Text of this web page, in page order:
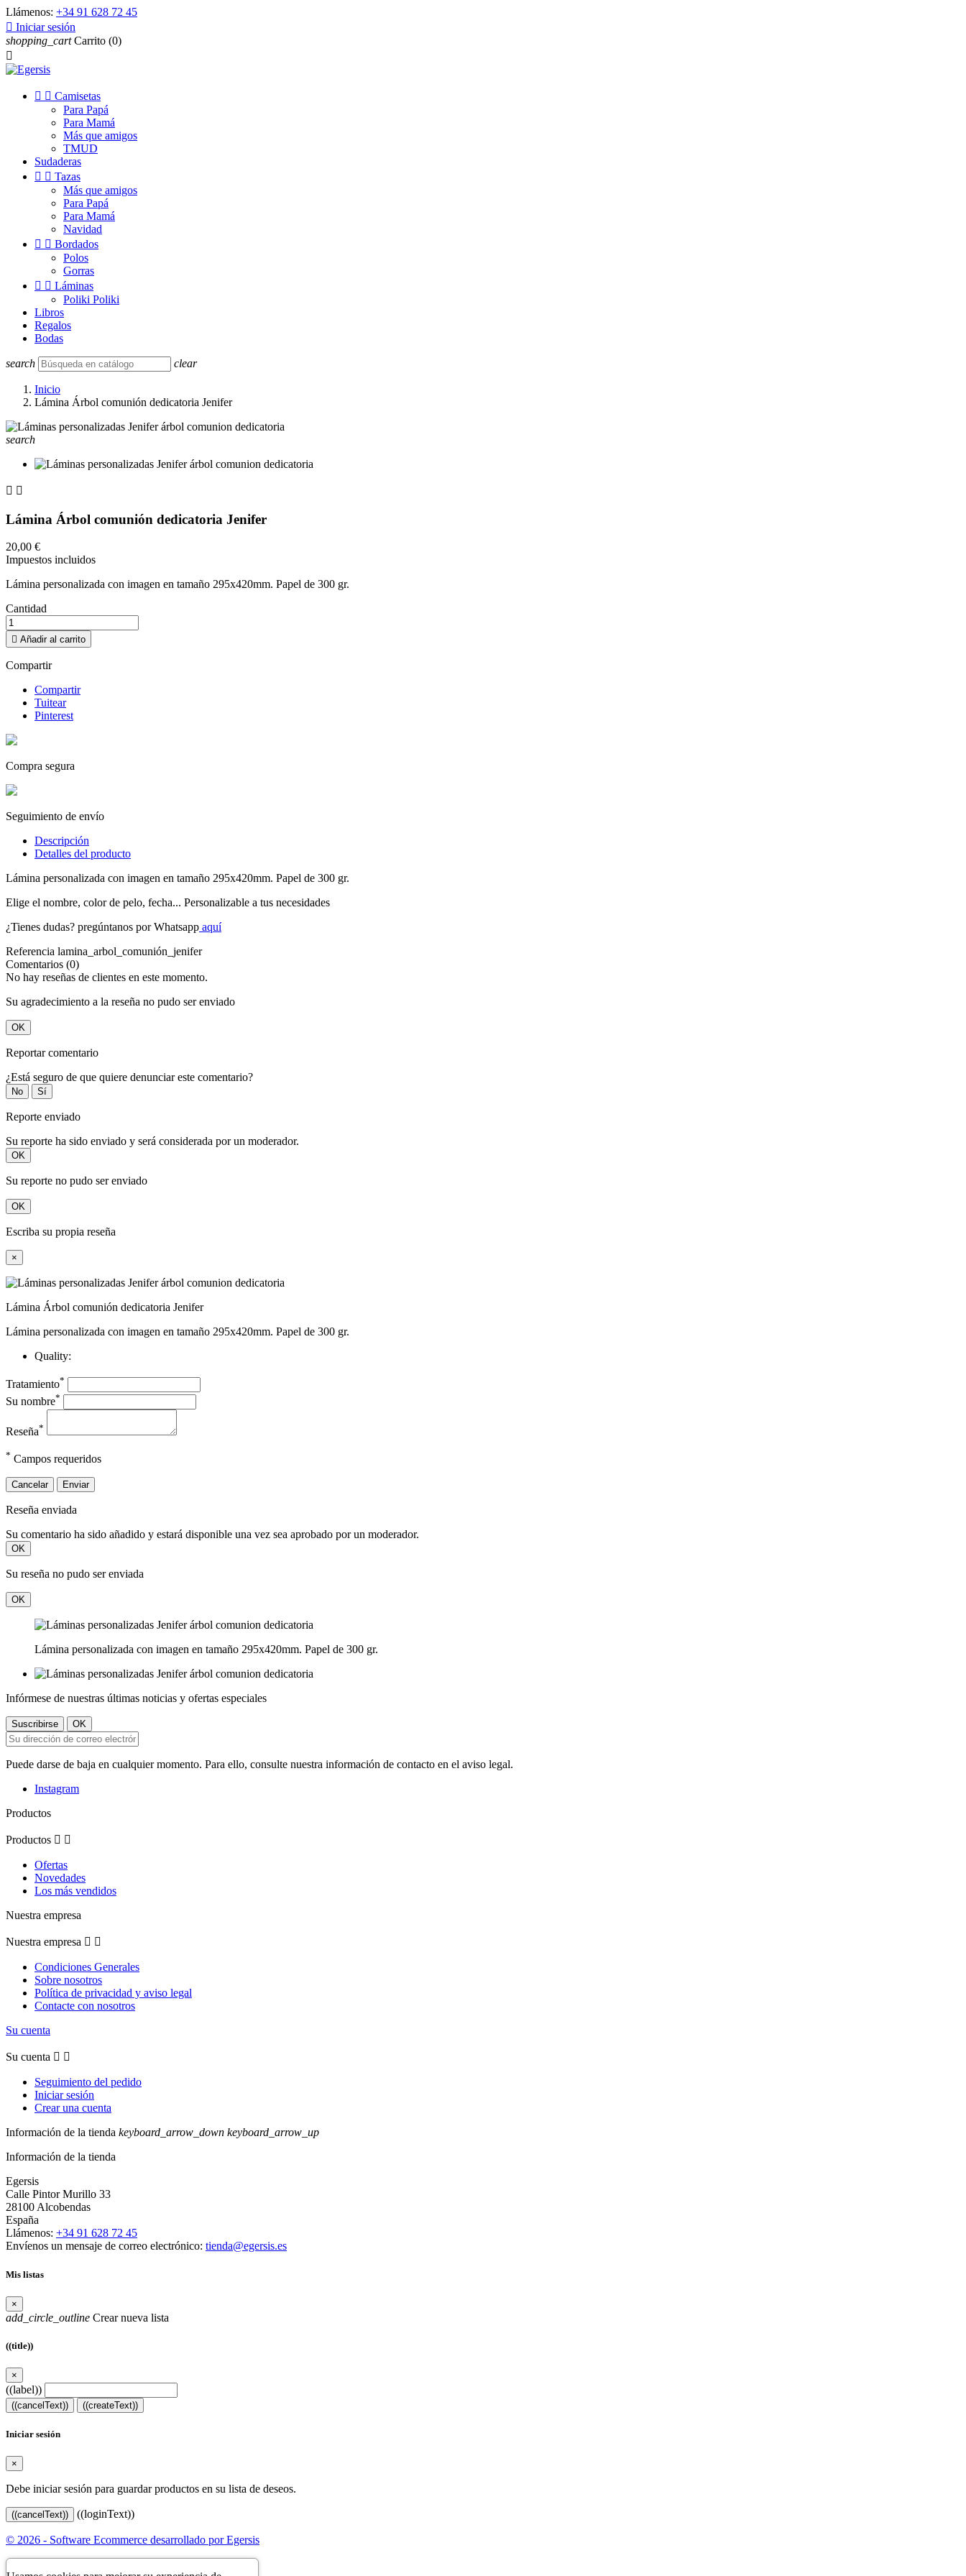
Llámenos: +34 91 628 72 45
 Iniciar sesión
shopping_cart Carrito (0)

  Camisetas
Para Papá
Para Mamá
Más que amigos
TMUD
Sudaderas
  Tazas
Más que amigos
Para Papá
Para Mamá
Navidad
  Bordados
Polos
Gorras
  Láminas
Poliki Poliki
Libros
Regalos
Bodas
search clear
Inicio
Lámina Árbol comunión dedicatoria Jenifer
search
 
Lámina Árbol comunión dedicatoria Jenifer
20,00 €
Impuestos incluidos
Lámina personalizada con imagen en tamaño 295x420mm. Papel de 300 gr.
Cantidad
 Añadir al carrito
Compartir
Compartir
Tuitear
Pinterest
Compra segura
Seguimiento de envío
Descripción
Detalles del producto
Lámina personalizada con imagen en tamaño 295x420mm. Papel de 300 gr.
Elige el nombre, color de pelo, fecha... Personalizable a tus necesidades
¿Tienes dudas? pregúntanos por Whatsapp aquí
Referencia lamina_arbol_comunión_jenifer
Comentarios (0)
No hay reseñas de clientes en este momento.
Su agradecimiento a la reseña no pudo ser enviado
OK
Reportar comentario
¿Está seguro de que quiere denunciar este comentario?
No Sí
Reporte enviado
Su reporte ha sido enviado y será considerada por un moderador.
OK
Su reporte no pudo ser enviado
OK
Escriba su propia reseña
×
Lámina Árbol comunión dedicatoria Jenifer
Lámina personalizada con imagen en tamaño 295x420mm. Papel de 300 gr.
Quality:
Tratamiento*
Su nombre*
Reseña*
* Campos requeridos
Cancelar Enviar
Reseña enviada
Su comentario ha sido añadido y estará disponible una vez sea aprobado por un moderador.
OK
Su reseña no pudo ser enviada
OK
Lámina personalizada con imagen en tamaño 295x420mm. Papel de 300 gr.
Infórmese de nuestras últimas noticias y ofertas especiales
Puede darse de baja en cualquier momento. Para ello, consulte nuestra información de contacto en el aviso legal.
Instagram
Productos
Productos  
Ofertas
Novedades
Los más vendidos
Nuestra empresa
Nuestra empresa  
Condiciones Generales
Sobre nosotros
Política de privacidad y aviso legal
Contacte con nosotros
Su cuenta
Su cuenta  
Seguimiento del pedido
Iniciar sesión
Crear una cuenta
Información de la tienda keyboard_arrow_down keyboard_arrow_up
Información de la tienda
Egersis
Calle Pintor Murillo 33
28100 Alcobendas
España
Llámenos: +34 91 628 72 45
Envíenos un mensaje de correo electrónico: tienda@egersis.es
Mis listas
×
add_circle_outline Crear nueva lista
((title))
×
((label))
((cancelText)) ((createText))
Iniciar sesión
×
Debe iniciar sesión para guardar productos en su lista de deseos.
((cancelText)) ((loginText))
© 2026 - Software Ecommerce desarrollado por Egersis